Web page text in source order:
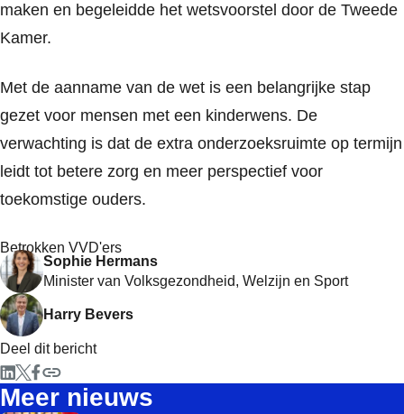
maken en begeleidde het wetsvoorstel door de Tweede
Kamer.
Met de aanname van de wet is een belangrijke stap
gezet voor mensen met een kinderwens. De
verwachting is dat de extra onderzoeksruimte op termijn
leidt tot betere zorg en meer perspectief voor
toekomstige ouders.
Betrokken VVD'ers
Sophie Hermans
Minister van Volksgezondheid, Welzijn en Sport
Harry Bevers
Deel dit bericht
Meer nieuws